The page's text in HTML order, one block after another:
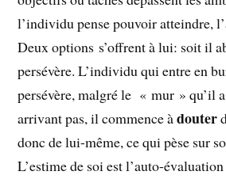
l’individu pense pouvoir atteindre,
Deux options s’offrent à lui: soit il
persévère. L’individu qui entre en
persévère, malgré le « mur » qu’il
arrivant pas, il commence àdouter
donc de lui-même, ce qui pèse sur
L’estime de soi est l’auto-